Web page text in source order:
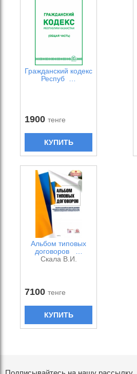
Гражданский кодекс
Респуб …
1900тенге
КУПИТЬ
Альбом типовых
договоров …
Скала В.И.
7100тенге
КУПИТЬ